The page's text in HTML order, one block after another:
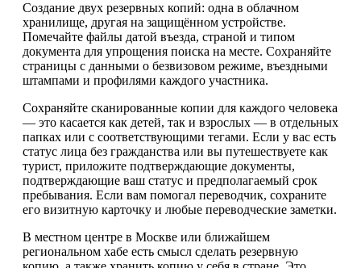
Создание двух резервных копий: одна в облачном
хранилище, другая на защищённом устройстве.
Помечайте файлы датой въезда, страной и типом
документа для упрощения поиска на месте. Сохраняйте
страницы с данными о безвизовом режиме, въездными
штампами и профилями каждого участника.
Сохраняйте сканированные копии для каждого человека
— это касается как детей, так и взрослых — в отдельных
папках или с соответствующими тегами. Если у вас есть
статус лица без гражданства или вы путешествуете как
турист, приложите подтверждающие документы,
подтверждающие ваш статус и предполагаемый срок
пребывания. Если вам помогал переводчик, сохраните
его визитную карточку и любые переводческие заметки.
В местном центре в Москве или ближайшем
региональном хабе есть смысл сделать резервную